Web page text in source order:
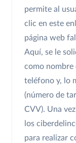
permite al
clic en este
página web
Aquí, se le
como nombre
teléfono y, lo
(número de
CVV). Una
los
para realizar